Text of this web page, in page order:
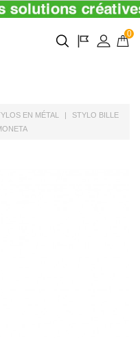
0
EN MÉTAL
STYLO BILLE